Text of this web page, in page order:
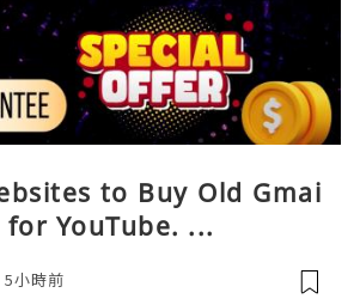
to Buy Old Gmai
YouTube. ...
5小時前